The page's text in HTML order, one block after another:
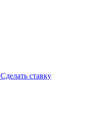
Сделать ставку